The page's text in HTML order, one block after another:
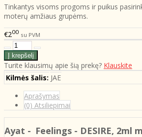
Tinkantys visoms progoms ir puikus
moterų amžiaus grupėms.
€200 su PVM
Turite klausimų apie šią prekę? Klauskite
Kilmės šalis: JAE
Aprašymas
(0) Atsiliepimai
Ayat - Feelings - DESIRE, 2ml